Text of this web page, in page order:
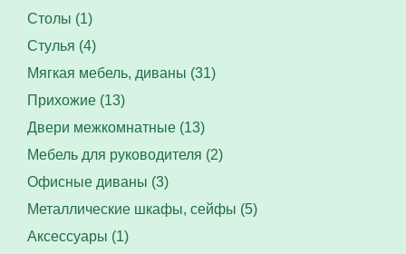
Столы (1)
Стулья (4)
Мягкая мебель, диваны (31)
Прихожие (13)
Двери межкомнатные (13)
Мебель для руководителя (2)
Офисные диваны (3)
Металлические шкафы, сейфы (5)
Аксессуары (1)